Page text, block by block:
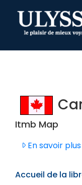
TEST
Itmb Map
En savoir plus
Accueil de la